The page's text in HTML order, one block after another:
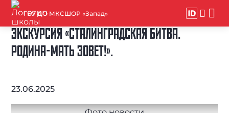
ГБУ ДО МКСШОР «Запад»
ЭКСКУРСИЯ «СТАЛИНГРАДСКАЯ БИТВА.
РОДИНА-МАТЬ ЗОВЕТ!».
23.06.2025